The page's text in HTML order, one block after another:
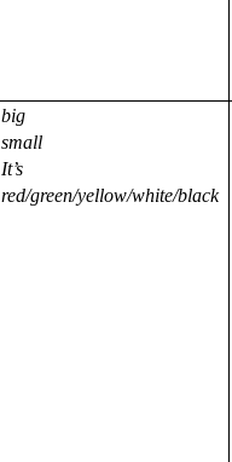
big
small
It’s
red/green/yellow/white/black